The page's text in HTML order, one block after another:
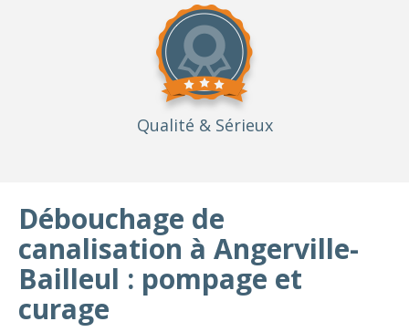
Qualité & Sérieux
Débouchage de
canalisation à Angerville-
Bailleul : pompage et
curage